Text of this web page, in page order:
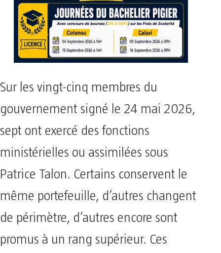
Sur les vingt-cinq membres du
gouvernement signé le 24 mai 2026,
sept ont exercé des fonctions
ministérielles ou assimilées sous
Patrice Talon. Certains conservent le
même portefeuille, d’autres changent
de périmètre, d’autres encore sont
promus à un rang supérieur. Ces